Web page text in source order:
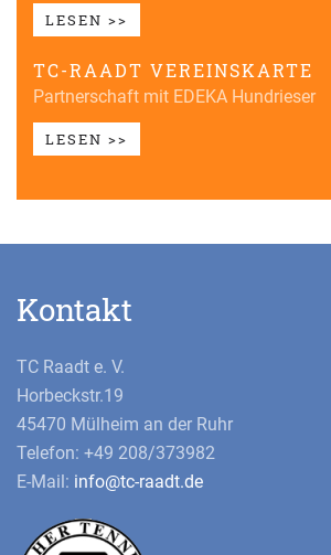
LESEN >>
TC-RAADT VEREINSKARTE
Partnerschaft mit EDEKA Hundrieser
LESEN >>
Kontakt
TC Raadt e. V.
Horbeckstr.19
45470 Mülheim an der Ruhr
Telefon: +49 208/373982
E-Mail: info@tc-raadt.de